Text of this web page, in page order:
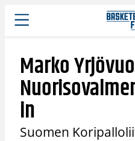
Siirry
sisältöön
Marko
in
Suomen